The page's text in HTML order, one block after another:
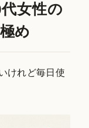
女性の
め
けれど毎日使